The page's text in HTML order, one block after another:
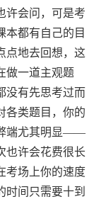
许会问，可是考
本都有自己的目
点地去回想，这
做一道主观题
有先思考过而
各类题目，你的
端尤其明显——
也许会花费很长
考场上你的速度
时间只需要十到